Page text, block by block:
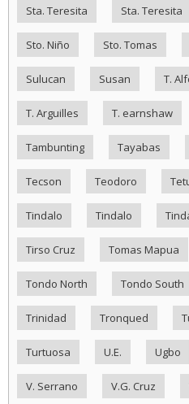
Sta. Teresita Sta. Teresita
Sto. Niño Sto. Tomas
Sulucan Susan T.
T. Arguilles T. earnshaw
Tambunting Tayabas
Tecson Teodoro
Tindalo Tindalo
Tirso Cruz Tomas Mapua
Tondo North Tondo South
Trinidad Tronqued
Turtuosa U.E. Ugbo
V. Serrano V.G. Cruz